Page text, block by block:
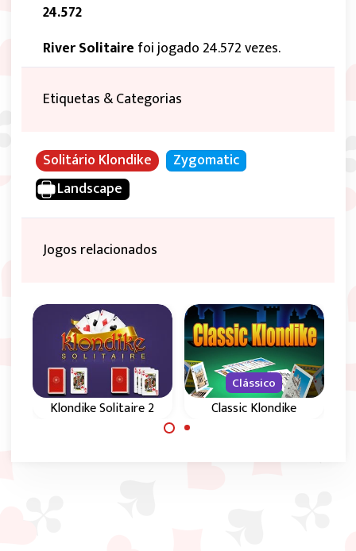
24.572
River Solitaire foi jogado 24.572 vezes.
Etiquetas & Categorias
Solitário Klondike
Zygomatic
Landscape
Jogos relacionados
Klondike Solitaire 2 Classic Klondike
Clássico